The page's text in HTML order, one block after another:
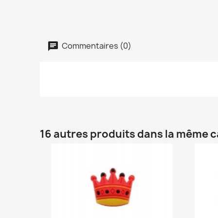
Commentaires (0)
16 autres produits dans la même